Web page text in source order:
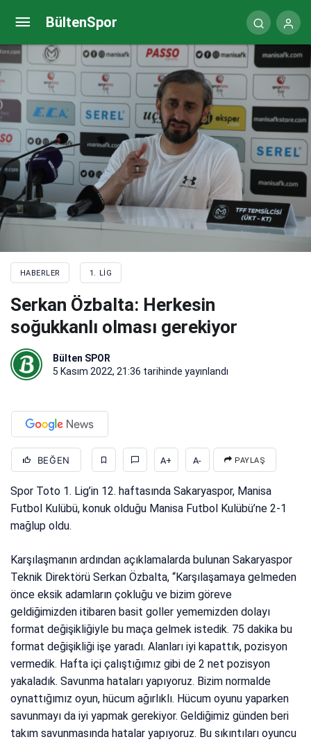
BültenSpor
HABERLER 1. LIG
Serkan Özbalta: Herkesin
soğukkanlı olması gerekiyor
Bülten SPOR
5 Kasım 2022, 21:36 tarihinde yayınlandı
BEĞEN A+ A- PAYLAŞ
Spor Toto 1. Lig’in 12. haftasında Sakaryaspor, Manisa
Futbol Kulübü, konuk olduğu Manisa Futbol Kulübü’ne 2-1
mağlup oldu.
Karşılaşmanın ardından açıklamalarda bulunan Sakaryaspor
Teknik Direktörü Serkan Özbalta, “Karşılaşamaya gelmeden
önce eksik adamların çokluğu ve bizim göreve
geldiğimizden itibaren basit goller yememizden dolayı
format değişikliğiyle bu maça gelmek istedik. 75 dakika bu
format değişikliği işe yaradı. Alanları iyi kapattık, pozisyon
vermedik. Hafta içi çalıştığımız gibi de 2 net pozisyon
yakaladık. Savunma hataları yapıyoruz. Bizim normalde
oynattığımız oyun, hücum ağırlıklı. Hücum oyunu yaparken
savunmayı da iyi yapmak gerekiyor. Geldiğimiz günden beri
takım savunmasında hatalar yapıyoruz. Bu sıkıntıları oyuncu
Samsunspor ile Göztepe’nin 39. randevusu